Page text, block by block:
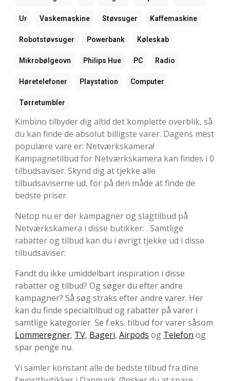
Ur Vaskemaskine Støvsuger Kaffemaskine
Robotstøvsuger Powerbank Køleskab
Mikrobølgeovn Philips Hue PC Radio
Høretelefoner Playstation Computer
Tørretumbler
Kimbino tilbyder dig altid det komplette overblik, så
du kan finde de absolut billigste varer. Dagens mest
populære vare er: Netværkskamera!
Kampagnetilbud for Netværkskamera kan findes i 0
tilbudsaviser. Skynd dig at tjekke alle
tilbudsaviserne ud, for på den måde at finde de
bedste priser.
Netop nu er der kampagner og slagtilbud på
Netværkskamera i disse butikker: . Samtlige
rabatter og tilbud kan du i øvrigt tjekke ud i disse
tilbudsaviser:
Fandt du ikke umiddelbart inspiration i disse
rabatter og tilbud? Og søger du efter andre
kampagner? Så søg straks efter andre varer. Her
kan du finde specialtilbud og rabatter på varer i
samtlige kategorier. Se f.eks. tilbud for varer såsom
Lommeregner, TV, Bageri, Airpods og Telefon og
spar penge nu.
Vi samler konstant alle de bedste tilbud fra dine